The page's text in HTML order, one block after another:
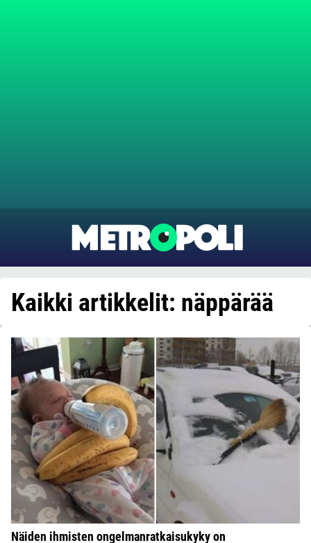
Kaikki artikkelit: näppärää
Näiden ihmisten ongelmanratkaisukyky on